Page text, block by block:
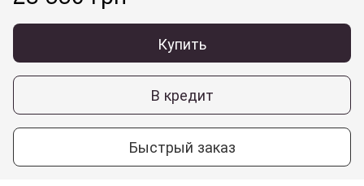
Купить
В кредит
Быстрый заказ